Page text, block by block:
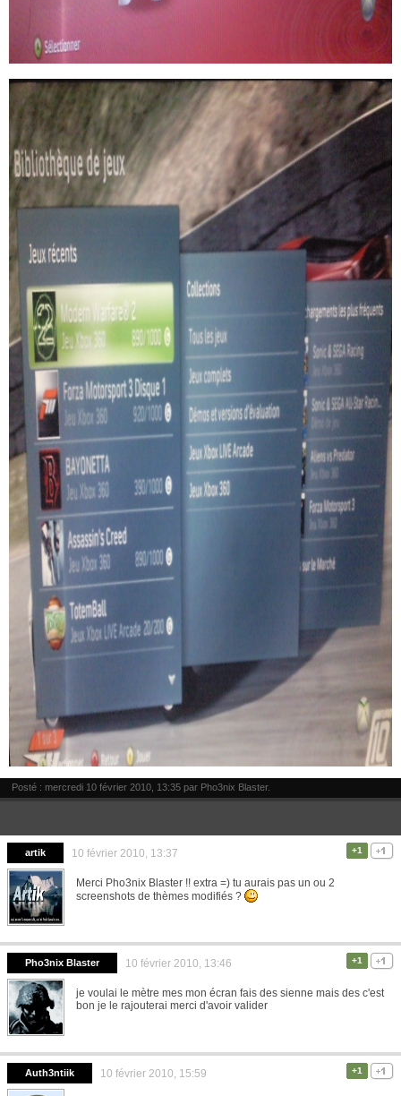
Posté : mercredi 10 février 2010, 13:35 par Pho3nix Blaster.
artik 10 février 2010, 13:37 +1
Merci Pho3nix Blaster !! extra =) tu aurais pas un ou 2
screenshots de thèmes modifiés ?
Pho3nix Blaster 10 février 2010, 13:46 +1
je voulai le mètre mes mon écran fais des sienne mais des c'est
bon je le rajouterai merci d'avoir valider
Auth3ntiik 10 février 2010, 15:59 +1